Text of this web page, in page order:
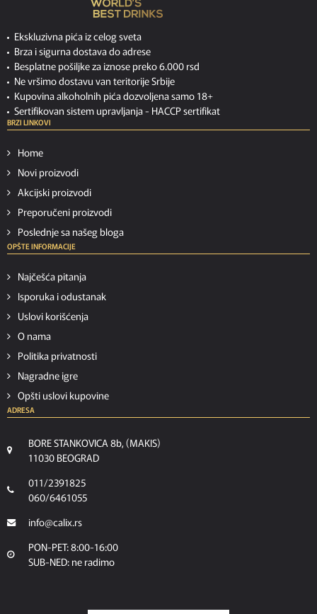
Ekskluzivna pića iz celog sveta
Brza i sigurna dostava do adrese
Besplatne pošiljke za iznose preko 6.000 rsd
Ne vršimo dostavu van teritorije Srbije
Kupovina alkoholnih pića dozvoljena samo 18+
Sertifikovan sistem upravljanja - HACCP sertifikat
BRZI LINKOVI
Home
Novi proizvodi
Akcijski proizvodi
Preporučeni proizvodi
Poslednje sa našeg bloga
OPŠTE INFORMACIJE
Najčešća pitanja
Isporuka i odustanak
Uslovi korišćenja
O nama
Politika privatnosti
Nagradne igre
Opšti uslovi kupovine
ADRESA
BORE STANKOVICA 8b, (MAKIS)
11030 BEOGRAD
011/2391825
060/6461055
info@calix.rs
PON-PET: 8:00-16:00
SUB-NED: ne radimo